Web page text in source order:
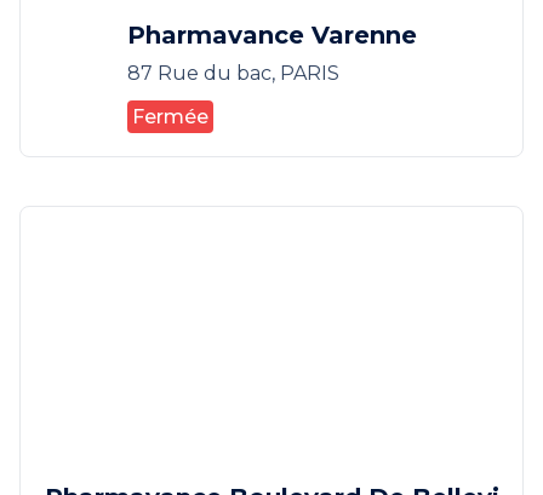
Pharmavance Varenne
87 Rue du bac, PARIS
Fermée